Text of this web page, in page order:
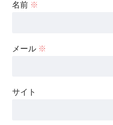
名前 ※
メール ※
サイト